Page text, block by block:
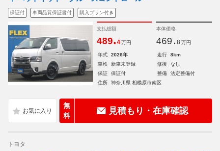
保証付 車両品質保証書付 購入プラン付き
支払総額
489.4 万円
本体価格
469. 8 万円
年式 2026年 走行
8km
車検
新車未登録 修復
なし
保証
保証付 整備
法定整備付
住所
神奈川県 相模原市南区
無
料
見積もり・在庫確認
トヨタ